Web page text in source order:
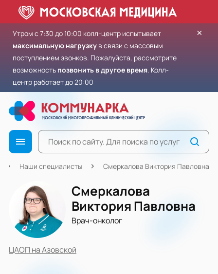
Утром с 7:30 до 10:00 колл-центр испытывает
максимальную нагрузку в связи с массовым
поступлением звонков. Пожалуйста, рассмотрите
возможность позвонить в другое время. Колл-
центр работает до 20:00
×
Наши специалисты Смеркалова Виктория Павловна
Смеркалова
Виктория Павловна
Врач-онколог
ЦАОП на Азовской